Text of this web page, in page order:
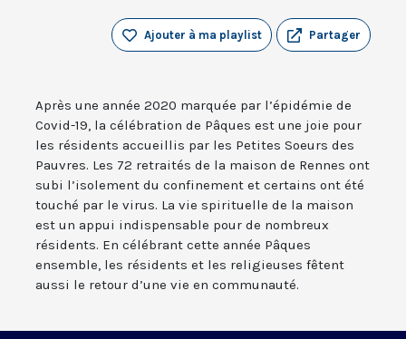
Partager
Ajouter à ma playlist
Après une année 2020 marquée par l’épidémie de
Covid-19, la célébration de Pâques est une joie pour
les résidents accueillis par les Petites Soeurs des
Pauvres. Les 72 retraités de la maison de Rennes ont
subi l’isolement du confinement et certains ont été
touché par le virus. La vie spirituelle de la maison
est un appui indispensable pour de nombreux
résidents. En célébrant cette année Pâques
ensemble, les résidents et les religieuses fêtent
aussi le retour d’une vie en communauté.